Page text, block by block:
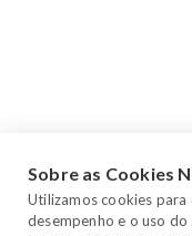
Sobre as Cookies
Utilizamos cookies
desempenho e o uso